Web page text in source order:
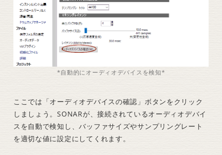
*自動的にオーディオデバイスを検知*
ここでは「オーディオデバイスの確認」ボタンをクリック
しましょう。SONARが、接続されているオーディオデバイ
スを自動で検知し、バッファサイズやサンプリングレート
を適切な値に設定にしてくれます。